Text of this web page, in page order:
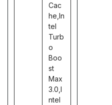
Cac
he,In
tel
Turb
o
Boo
st
Max
3.0,I
ntel